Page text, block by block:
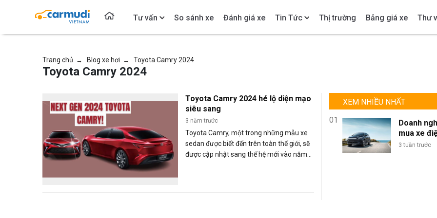
Tư vấn So sánh xe Đánh giá xe Tin Tức Thị trường Bảng giá xe Thư
Trang chủ → Blog xe hơi → Toyota Camry 2024
Toyota Camry 2024
Toyota Camry 2024 hé lộ diện mạo
siêu sang
3 năm trước
Toyota Camry, một trong những mẫu xe
sedan được biết đến trên toàn thế giới, sẽ
được cập nhật sang thế hệ mới vào năm
XEM NHIỀU NHẤT
01
Doanh
mua xe
lượng lớn:
3 tuần trước